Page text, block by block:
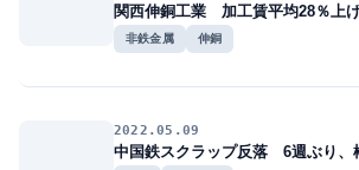
関西伸銅工業 加工賃平均28％上
非鉄金属 伸銅
2022.05.09
中国鉄スクラップ反落 6週ぶり、